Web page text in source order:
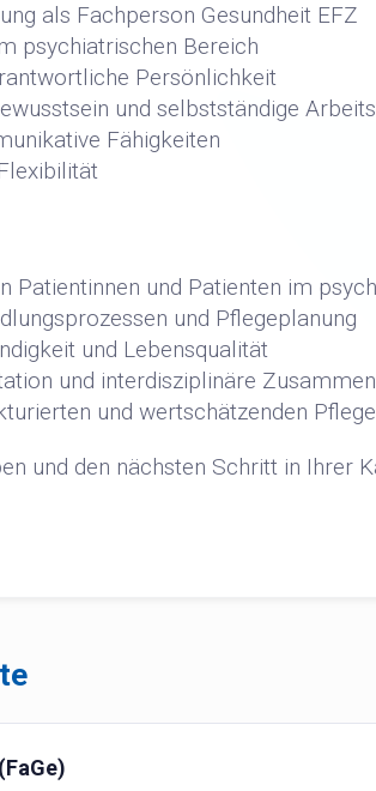
als Fachperson Gesundheit EFZ
psychiatrischen Bereich
Persönlichkeit
und selbstständige
Fähigkeiten
Patientinnen und Patienten im
und Pflegeplanung
und Lebensqualität
und interdisziplinäre
und wertschätzenden
und den nächsten Schritt in Ihrer